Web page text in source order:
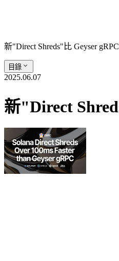
新"Direct Shreds"比 Geyser
目錄
2025.06.07
新"Direct